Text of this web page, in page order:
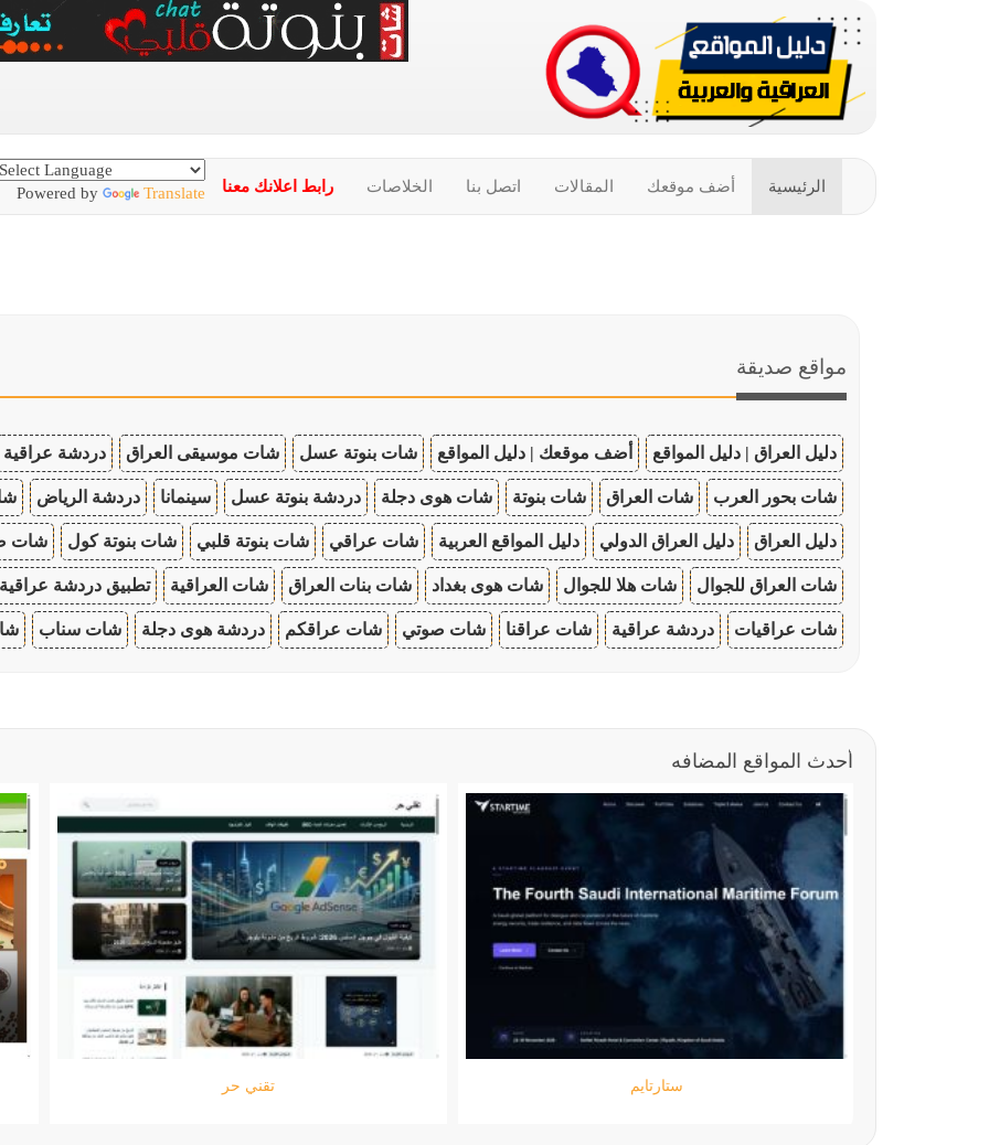
الرئيسية أضف موقعك المقالات اتصل بنا الخلاصات رابط اعلانك معنا Powered by Translate
مواقع صديقة
دليل العراق | دليل المواقع أضف موقعك | دليل المواقع شات بنوتة عسل شات موسيقى العراق دردشة عراقية
شات بحور العرب شات العراق شات بنوتة شات هوى دجلة دردشة بنوتة عسل سينمانا دردشة الرياض
دليل العراق دليل العراق الدولي دليل المواقع العربية شات عراقي شات بنوتة قلبي شات بنوتة كول شات
شات العراق للجوال شات هلا للجوال شات هوى بغداد شات بنات العراق شات العراقية تطبيق دردشة
شات عراقيات دردشة عراقية شات عراقنا شات صوتي شات عراقكم دردشة هوى دجلة شات سناب
أحدث المواقع المضافه
ستارتايم جامعة المعارف